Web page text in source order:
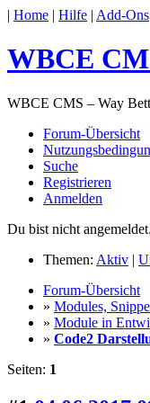
| Home | Hilfe | Add-Ons
WBCE
WBCE CMS – Way
Forum-Übersicht
Suche
Registrieren
Anmelden
Du bist nicht angemeldet.
Themen: Aktiv |
Forum-Übersicht
» Modules,
» Module in
» Code2
Seiten: 1